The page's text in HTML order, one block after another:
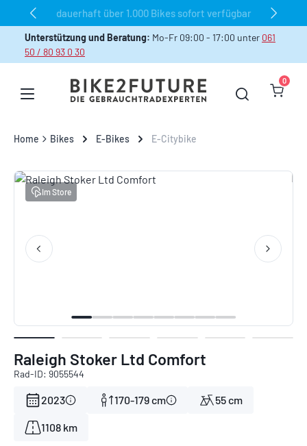
Zum Hauptinhalt springen
dauerhaft über 1.000 Bikes sofort verfügbar
Unterstützung und Beratung: Mo-Fr 09:00 - 17:00 unter 061
50 / 80 93 0 30
0
Home Bikes E-Bikes E-Citybike
Bildergalerie überspringen
Im Store
Raleigh Stoker Ltd Comfort
Rad-ID: 9055544
2023 170-179 cm 55 cm
1108 km